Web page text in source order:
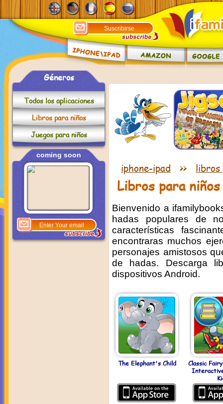
Géneros
Todos los aplicaciones
Libros para niños
Juegos para niños
coming soon
iphone-ipad >> libros
Libros para
Bienvenido a
hadas populares de
características
encontraras muchos
personajes amistosos
de hadas. Descarga
dispositivos Android.
The Elephant's Child
Classic